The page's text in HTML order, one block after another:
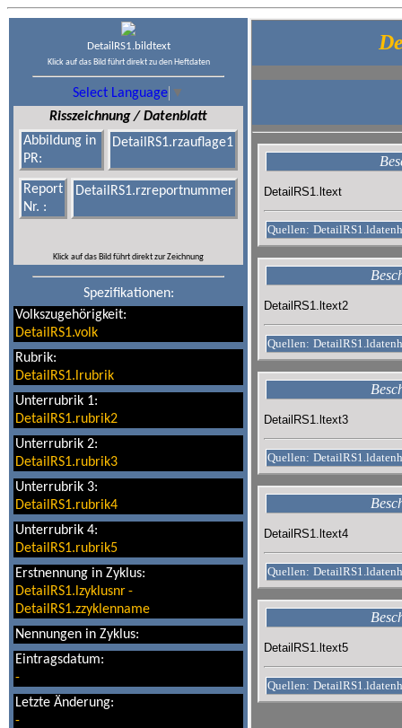
DetailRS1.bildtext
Klick auf das Bild führt direkt zu den Heftdaten
Select Language ▼
Risszeichnung / Datenblatt
Abbildung in
PR:
DetailRS1.rzauflage1
Report
Nr. :
DetailRS1.rzreportnummer
Klick auf das Bild führt direkt zur Zeichnung
Spezifikationen:
Volkszugehörigkeit:
DetailRS1.volk
Rubrik:
DetailRS1.lrubrik
Unterrubrik 1:
DetailRS1.rubrik2
Unterrubrik 2:
DetailRS1.rubrik3
Unterrubrik 3:
DetailRS1.rubrik4
Unterrubrik 4:
DetailRS1.rubrik5
Erstnennung in Zyklus:
DetailRS1.lzyklusnr-
DetailRS1.zzyklenname
Nennungen in Zyklus:
Eintragsdatum:
-
Letzte Änderung:
-
DetailRS1.ltext
Quellen:
DetailRS1.ltext2
Quellen:
DetailRS1.ltext3
Quellen:
DetailRS1.ltext4
Quellen:
DetailRS1.ltext5
Quellen: